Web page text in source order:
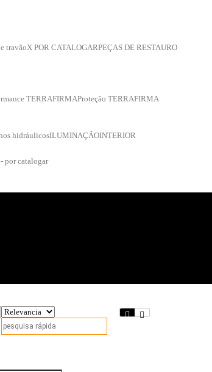
travãoX POR CATALOGARPEÇAS DE RESTAURO
TERRAFIRMAProteção TERRAFIRMA
hidráulicosILUMINAÇÃOINTERIOR
por catalogar